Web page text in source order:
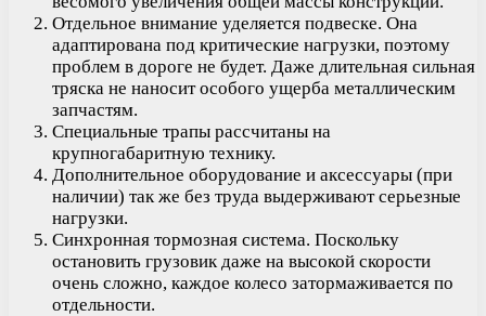
Отдельное внимание уделяется подвеске. Она
адаптирована под критические нагрузки, поэтому
проблем в дороге не будет. Даже длительная сильная
тряска не наносит особого ущерба металлическим
запчастям.
Специальные трапы рассчитаны на
крупногабаритную технику.
Дополнительное оборудование и аксессуары (при
наличии) так же без труда выдерживают серьезные
нагрузки.
Синхронная тормозная система. Поскольку
остановить грузовик даже на высокой скорости
очень сложно, каждое колесо затормаживается по
отдельности.